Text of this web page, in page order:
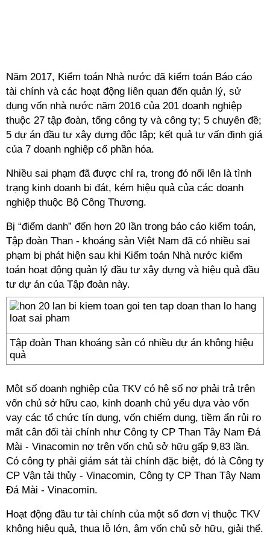
Năm 2017, Kiểm toán Nhà nước đã kiểm toán Báo cáo
tài chính và các hoạt động liên quan đến quản lý, sử
dụng vốn nhà nước năm 2016 của 201 doanh nghiệp
thuộc 27 tập đoàn, tổng công ty và công ty; 5 chuyên đề;
5 dự án đầu tư xây dựng độc lập; kết quả tư vấn định giá
của 7 doanh nghiệp cổ phần hóa.
Nhiều sai phạm đã được chỉ ra, trong đó nổi lên là tình
trạng kinh doanh bi đát, kém hiệu quả của các doanh
nghiệp thuộc Bộ Công Thương.
Bị “điểm danh” đến hơn 20 lần trong báo cáo kiểm toán,
Tập đoàn Than - khoáng sản Việt Nam đã có nhiều sai
phạm bị phát hiện sau khi Kiểm toán Nhà nước kiểm
toán hoạt động quản lý đầu tư xây dựng và hiệu quả đầu
tư dự án của Tập đoàn này.
Tập đoàn Than khoáng sản có nhiều dự án không hiệu
quả
Một số doanh nghiệp của TKV có hệ số nợ phải trả trên
vốn chủ sở hữu cao, kinh doanh chủ yếu dựa vào vốn
vay các tổ chức tín dụng, vốn chiếm dụng, tiềm ẩn rủi ro
mất cân đối tài chính như Công ty CP Than Tây Nam Đá
Mài - Vinacomin nợ trên vốn chủ sở hữu gấp 9,83 lần.
Có công ty phải giám sát tài chính đặc biệt, đó là Công ty
CP Vận tải thủy - Vinacomin, Công ty CP Than Tây Nam
Đá Mài - Vinacomin.
Hoạt động đầu tư tài chính của một số đơn vị thuộc TKV
không hiệu quả, thua lỗ lớn, âm vốn chủ sở hữu, giải thể.